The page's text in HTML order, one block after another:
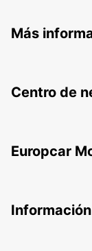
Más
Centro de
Europcar